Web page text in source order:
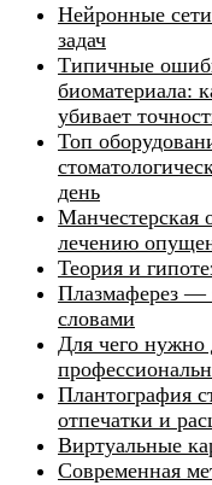
Нейронные
задач
Типичные
биоматериала:
убивает
Топ
день
Манчестерская
лечению
Теория и
Плазмаферез —
словами
Для чего нужно
Плантография
отпечатки и
Виртуальные
Современная